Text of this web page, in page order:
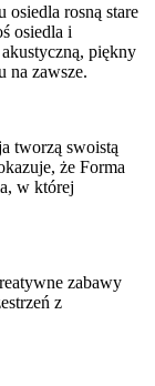
rosną stare
osiedla i
piękny
na zawsze.
tworzą swoistą
że Forma
w której
zabawy
z